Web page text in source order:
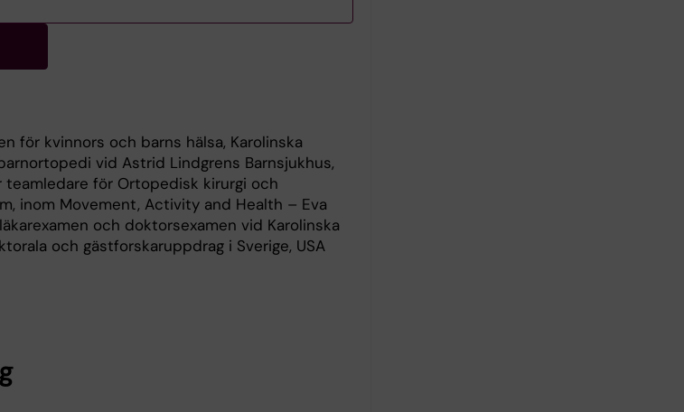
för kvinnors och barns hälsa, Karolinska
vid Astrid Lindgrens Barnsjukhus,
teamledare för Ortopedisk kirurgi och
inom Movement, Activity and Health – Eva
och doktorsexamen vid Karolinska
och gästforskaruppdrag i Sverige, USA